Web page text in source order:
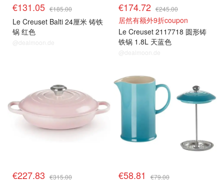
€131.05 €185.00
Le Creuset Balti 24厘米 铸铁
锅 红色
@dealmoon.de
€174.72 €245.00
居然有额外9折coupon
Le Creuset 2117718 圆形铸
铁锅 1.8L 天蓝色
@dealmoon.de
€227.83 €315.00 €58.81 €79.00